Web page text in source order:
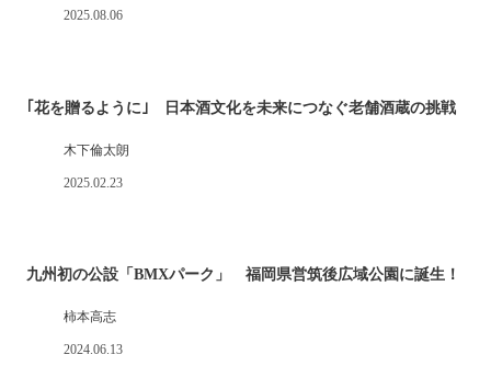
2025.08.06
｢花を贈るように｣ 日本酒文化を未来につなぐ老舗酒蔵の挑戦
木下倫太朗
2025.02.23
九州初の公設「BMXパーク」 福岡県営筑後広域公園に誕生！
柿本高志
2024.06.13